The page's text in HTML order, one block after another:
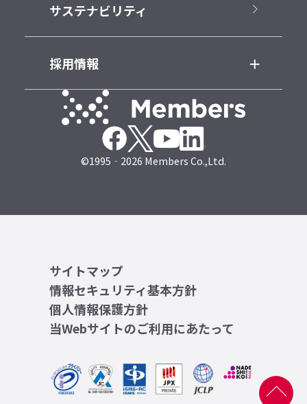
サステナビリティ
採用情報
©1995‐2026 Members Co.,Ltd.
サイトマップ
情報セキュリティ基本方針
個人情報保護方針
当Webサイトのご利用にあたって